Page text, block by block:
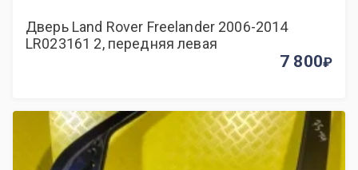
Дверь Land Rover Freelander 2006-2014
LR023161 2, передняя левая
7 800